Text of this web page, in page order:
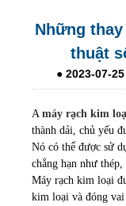
Những
thuật
● 2023-07-25
A máy rạch kim
thành dải, chủ yếu
Nó có thể được sử
chẳng hạn như
Máy rạch kim loại
kim loại và đóng